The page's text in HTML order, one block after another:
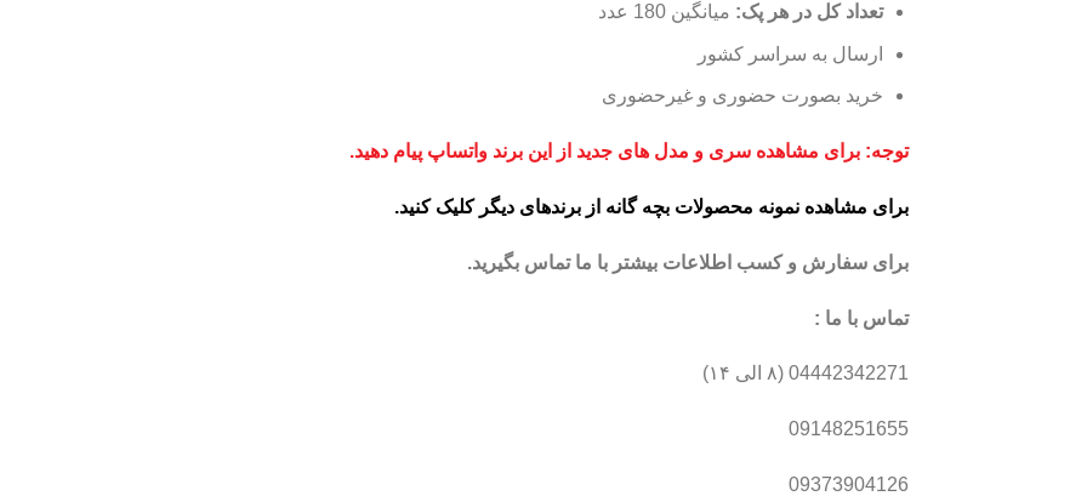
تعداد کل در هر پک: میانگین 180 عدد
ارسال به سراسر کشور
خرید بصورت حضوری و غیرحضوری
توجه: برای مشاهده سری و مدل های جدید از این برند واتساپ پیام دهید.
برای مشاهده نمونه محصولات بچه گانه از برندهای دیگر کلیک کنید.
برای سفارش و کسب اطلاعات بیشتر با ما تماس بگیرید.
تماس با ما :
04442342271 (۸ الی ۱۴)
09148251655
09373904126